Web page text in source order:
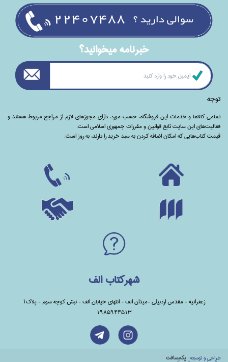
خبرنامه ميخوانيد؟
توجه
تمامی‌ کالاها و خدمات این فروشگاه، حسب مورد،‌ دارای مجوزهای لازم از مراجع مربوط هستند ‌و‌‌
فعالیت‌های این سایت تابع قوانین و مقررات جمهوری اسلامی است.
قیمت کتاب‌هایی که امکان اضافه کردن به سبد خرید را دارند،‌ به روز است.
شهرکتاب الف
زعفرانیه - مقدس اردبیلی -میدان الف - انتهای خیابان الف - نبش کوچه سوم - پلاک1
1985944513
طراحي و توسعه : يكم‌سافت